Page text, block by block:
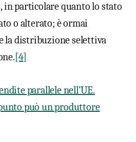
in particolare quanto lo stato
o alterato; è ormai
la distribuzione selettiva
[4]
parallele nell’UE.
può un produttore